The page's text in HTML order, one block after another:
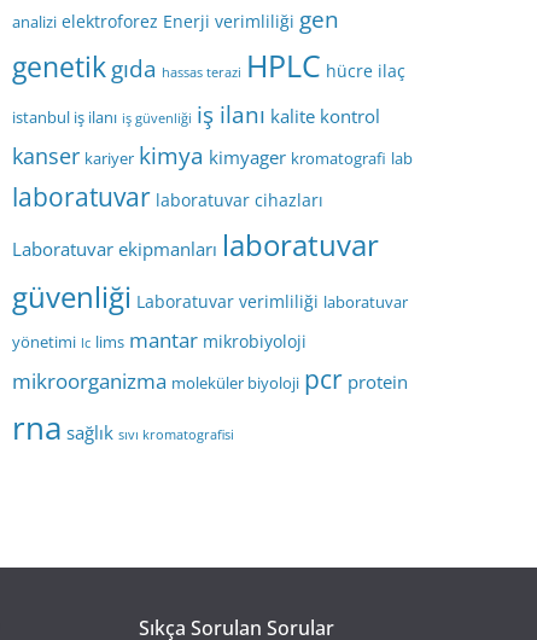
analizi elektroforez Enerji verimliliği gen
genetikgıda hassas terazi HPLC hücre ilaç
istanbul iş ilanı iş güvenliği iş ilanı kalite kontrol
kanser kariyer kimya kimyager kromatografi lab
laboratuvar laboratuvar cihazları
Laboratuvar ekipmanları laboratuvar
güvenliği Laboratuvar verimliliği laboratuvar
yönetimi lc lims mantar mikrobiyoloji
mikroorganizma moleküler biyoloji pcr protein
rna sağlık sıvı kromatografisi
Sıkça Sorulan Sorular